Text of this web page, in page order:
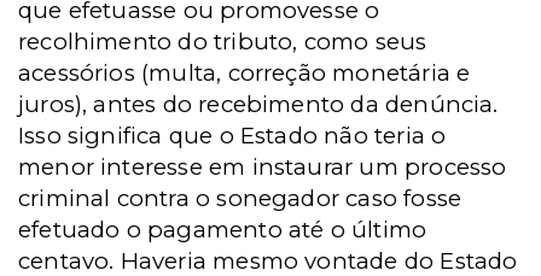
que efetuasse ou promovesse o
recolhimento do tributo, como seus
acessórios (multa, correção monetária e
juros), antes do recebimento da denúncia.
Isso significa que o Estado não teria o
menor interesse em instaurar um processo
criminal contra o sonegador caso fosse
efetuado o pagamento até o último
centavo. Haveria mesmo vontade do Estado